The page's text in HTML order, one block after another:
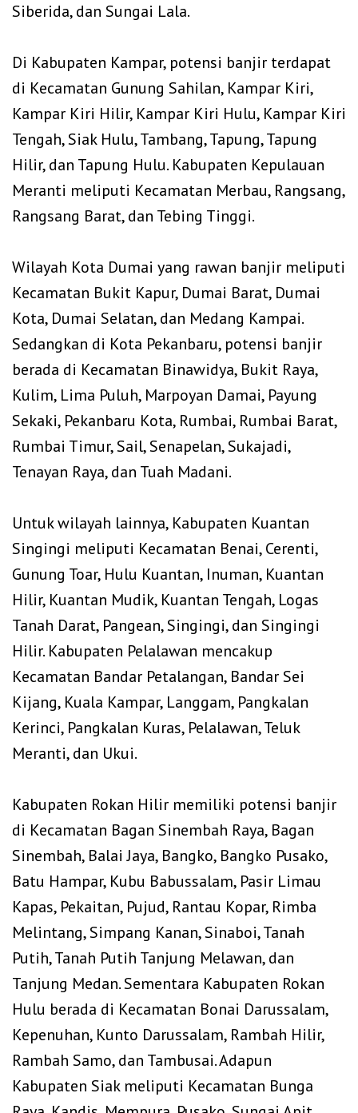
Siberida, dan Sungai Lala.
‎Di Kabupaten Kampar, potensi banjir terdapat
di Kecamatan Gunung Sahilan, Kampar Kiri,
Kampar Kiri Hilir, Kampar Kiri Hulu, Kampar Kiri
Tengah, Siak Hulu, Tambang, Tapung, Tapung
Hilir, dan Tapung Hulu. Kabupaten Kepulauan
Meranti meliputi Kecamatan Merbau, Rangsang,
Rangsang Barat, dan Tebing Tinggi.
‎Wilayah Kota Dumai yang rawan banjir meliputi
Kecamatan Bukit Kapur, Dumai Barat, Dumai
Kota, Dumai Selatan, dan Medang Kampai.
Sedangkan di Kota Pekanbaru, potensi banjir
berada di Kecamatan Binawidya, Bukit Raya,
Kulim, Lima Puluh, Marpoyan Damai, Payung
Sekaki, Pekanbaru Kota, Rumbai, Rumbai Barat,
Rumbai Timur, Sail, Senapelan, Sukajadi,
Tenayan Raya, dan Tuah Madani.
‎Untuk wilayah lainnya, Kabupaten Kuantan
Singingi meliputi Kecamatan Benai, Cerenti,
Gunung Toar, Hulu Kuantan, Inuman, Kuantan
Hilir, Kuantan Mudik, Kuantan Tengah, Logas
Tanah Darat, Pangean, Singingi, dan Singingi
Hilir. Kabupaten Pelalawan mencakup
Kecamatan Bandar Petalangan, Bandar Sei
Kijang, Kuala Kampar, Langgam, Pangkalan
Kerinci, Pangkalan Kuras, Pelalawan, Teluk
Meranti, dan Ukui.
‎Kabupaten Rokan Hilir memiliki potensi banjir
di Kecamatan Bagan Sinembah Raya, Bagan
Sinembah, Balai Jaya, Bangko, Bangko Pusako,
Batu Hampar, Kubu Babussalam, Pasir Limau
Kapas, Pekaitan, Pujud, Rantau Kopar, Rimba
Melintang, Simpang Kanan, Sinaboi, Tanah
Putih, Tanah Putih Tanjung Melawan, dan
Tanjung Medan. Sementara Kabupaten Rokan
Hulu berada di Kecamatan Bonai Darussalam,
Kepenuhan, Kunto Darussalam, Rambah Hilir,
Rambah Samo, dan Tambusai. Adapun
Kabupaten Siak meliputi Kecamatan Bunga